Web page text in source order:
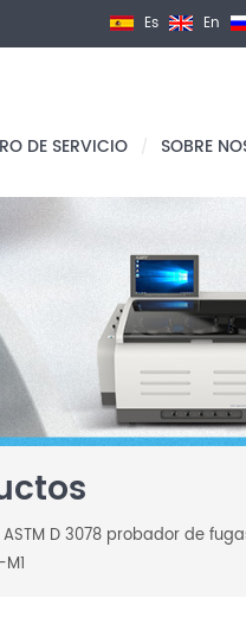
Es En
DE SERVICIO / SOBRE
ASTM D 3078 probador de